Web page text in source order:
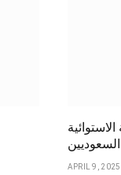
APRIL 9, 2025